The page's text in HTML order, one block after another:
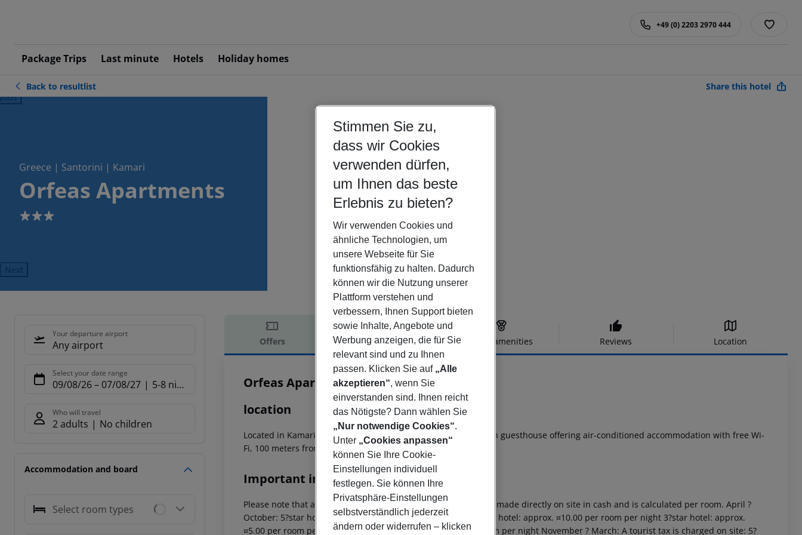
Package Trips Last minute Hotels Holiday homes
+49 (0) 2203 2970 444
Back to resultlist Share this hotel
Greece | Santorini | Kamari
Orfeas Apartments
3
Next
Your departure airport
Any airport
Select your date range
09/08/26– 07/08/27 5-8 nights
Who will travel
2 adults No children
Accommodation and board
Select room types
Offers Offer description Hotel amenities Reviews Location
Offer description
Orfeas Apartments
3
location
Located in Kamari, Santorini, Orfeas Apartments is a family-run guesthouse offering air-conditioned accommodation with free Wi-
Fi, 100 meters from the black sandy beach.
Important info
Please note that a climate tax is charged in Greece. Payment is made directly on site in cash and is calculated per room. April ?
October: 5?star hotel: approx. ¤15.00 per room per night 4?star hotel: approx. ¤10.00 per room per night 3?star hotel: approx.
¤5.00 per room per night 1?2?star hotel: approx. ¤2.00 per room per night November ? March: A tourist tax is charged on site: 5?
Stimmen Sie zu,
dass wir Cookies
verwenden dürfen,
um Ihnen das beste
Erlebnis zu bieten?
Wir verwenden Cookies und
ähnliche Technologien, um
unsere Webseite für Sie
funktionsfähig zu halten. Dadurch
können wir die Nutzung unserer
Plattform verstehen und
verbessern, Ihnen Support bieten
sowie Inhalte, Angebote und
Werbung anzeigen, die für Sie
relevant sind und zu Ihnen
passen. Klicken Sie auf „Alle
akzeptieren“, wenn Sie
einverstanden sind. Ihnen reicht
das Nötigste? Dann wählen Sie
„Nur notwendige Cookies“.
Unter „Cookies anpassen“
können Sie Ihre Cookie-
Einstellungen individuell
festlegen. Sie können Ihre
Privatsphäre-Einstellungen
selbstverständlich jederzeit
ändern oder widerrufen – klicken